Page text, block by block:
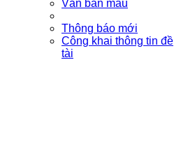
Văn bản mẫu
Thông báo mới
Công khai thông tin đề
tài